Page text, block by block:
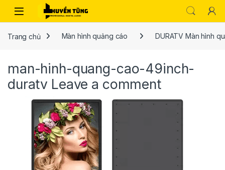
Trang chủ Màn hình quảng cáo DURATV Màn hình
man-hinh-quang-cao-49inch-
duratv Leave a comment